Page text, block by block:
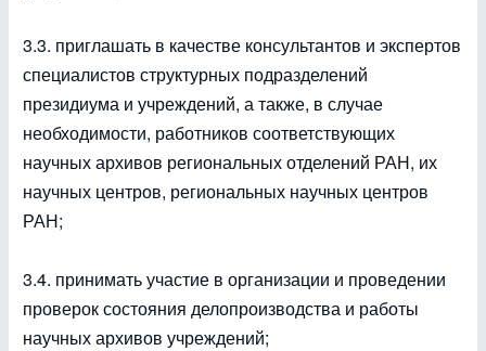
3.3. приглашать в качестве консультантов и экспертов
специалистов структурных подразделений
президиума и учреждений, а также, в случае
необходимости, работников соответствующих
научных архивов региональных отделений РАН, их
научных центров, региональных научных центров
РАН;
3.4. принимать участие в организации и проведении
проверок состояния делопроизводства и работы
научных архивов учреждений;